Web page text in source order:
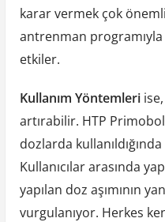
karar vermek çok
antrenman
etkiler.
Kullanım Yöntemleriise,
artırabilir. HTP
dozlarda
Kullanıcılar arasında
yapılan doz aşımının
vurgulanıyor. Herkes